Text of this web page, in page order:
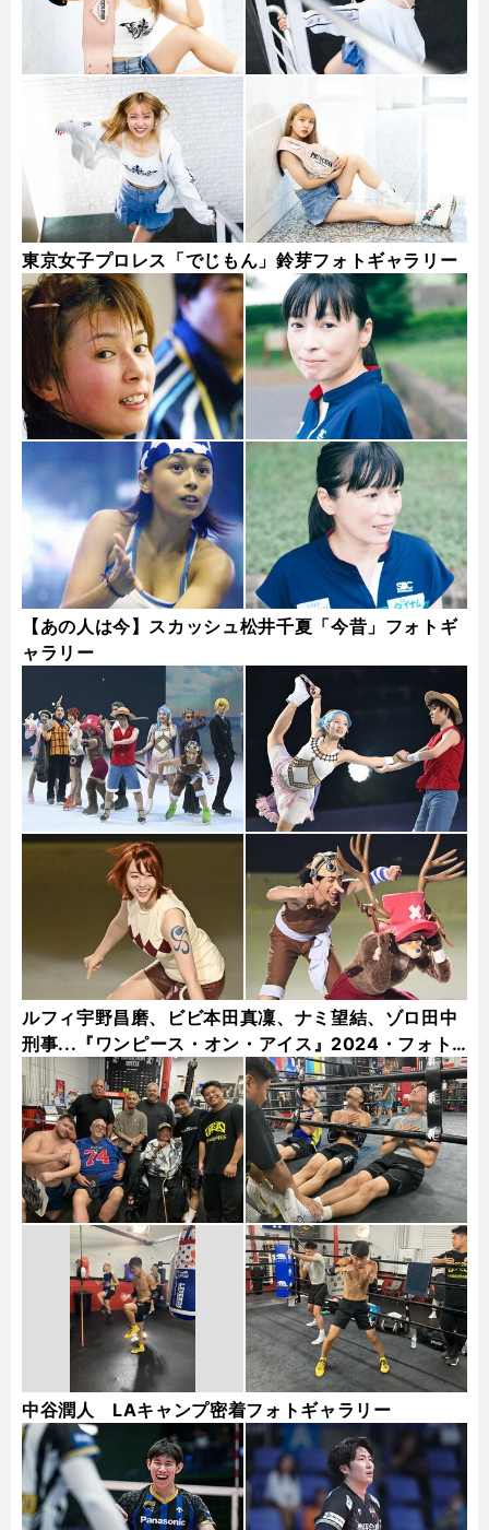
東京女子プロレス「でじもん」鈴芽フォトギャラリー
【あの人は今】スカッシュ松井千夏「今昔」フォトギ
ャラリー
ルフィ宇野昌磨、ビビ本田真凜、ナミ望結、ゾロ田中
刑事...『ワンピース・オン・アイス』2024・フォト
ギャラリー
中谷潤人 LAキャンプ密着フォトギャラリー